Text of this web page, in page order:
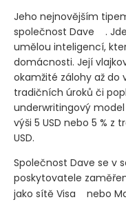
Jeho nejnovějším
společnost Dave
.
umělou inteligencí,
domácnosti. Její
okamžité zálohy až do
tradičních úroků či
underwritingový
výši 5 USD nebo 5 %
USD.
Společnost Dave se v
poskytovatele
jako sítě Visa
nebo